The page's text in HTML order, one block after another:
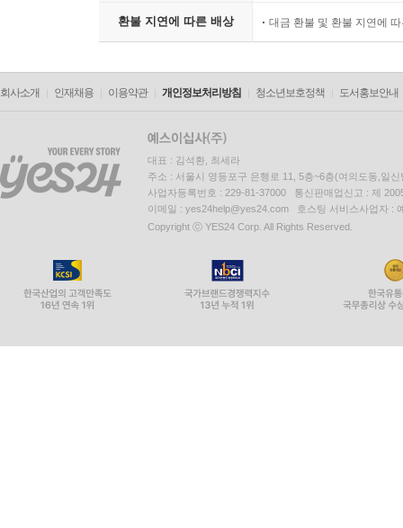
환불 지연에 따른 배상 대금 환불 및 환불 지연에
회사소개 인재채용 이용약관 개인정보처리방침 청소년보호정책 도서홍보안내
대표 : 김석환, 최세라
주소 : 서울시 영등포구 은행로 11, 5층~6층(여의도동,일신
사업자등록번호 : 229-81-37000 통신판매업신고 : 제
이메일 : yes24help@yes24.com 호스팅 서비스사업자 :
Copyright ⓒ YES24 Corp. All Rights Reserved.